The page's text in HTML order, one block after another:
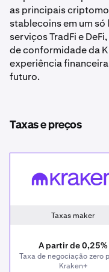
as principais
stablecoins em um só
serviços TradFi e
de conformidade da
experiência
futuro.
Taxas e preços
Kraken
Taxas maker
A partir de 0,25%
Taxa de negociação zero
Kraken+